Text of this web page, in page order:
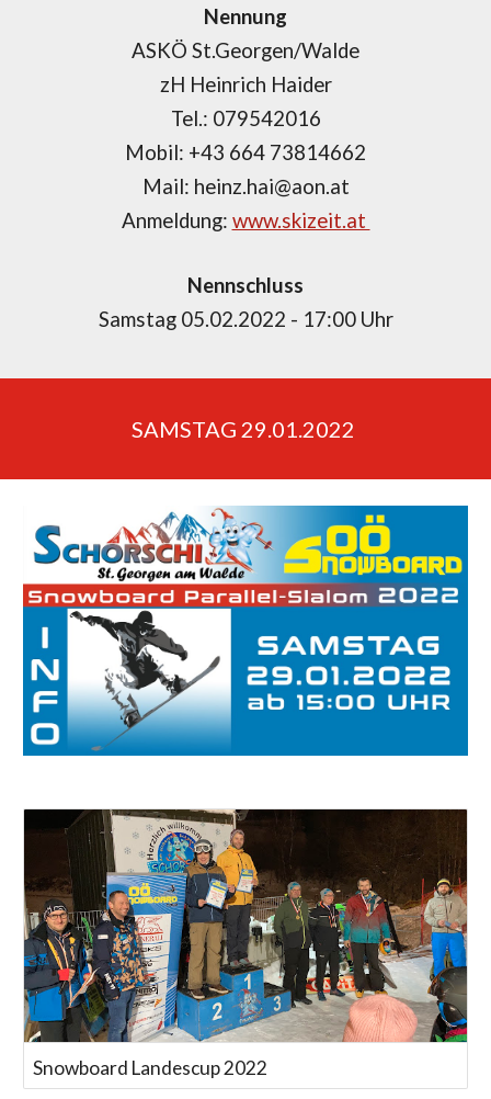
Nennung
ASKÖ St.Georgen/Walde
zH Heinrich Haider
Tel.: 079542016
Mobil: +43 664 73814662
Mail: heinz.hai@aon.at
Anmeldung: www.skizeit.at
Nennschluss
Samstag 05.02.2022 - 17:00 Uhr
SAMSTAG 29.01.2022
Snowboard Landescup 2022